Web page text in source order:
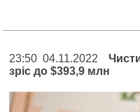
23:50 04.11.2022
зріс до $393,9 млн